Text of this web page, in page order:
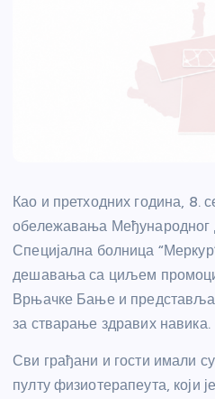
Као и претходних година, 8.
обележавања Међународног
Специјална болница
дешавања са циљем
Врњачке Бање и
за стварање здравих навика.
Сви грађани и гости имали
пулту физиотерапеута, који